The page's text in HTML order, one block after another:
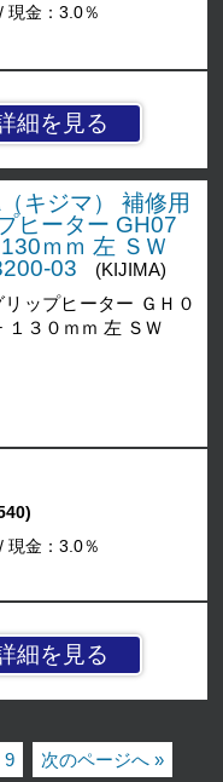
細を見る
現金：3.0％
キジマ） 補修用
ヒーター GH07
ｍｍ 左 ＳＷ
03
(KIJIMA)
ップヒーター ＧＨ０
１３０ｍｍ 左 ＳＷ
細を見る
現金：3.0％
9 次のページへ »